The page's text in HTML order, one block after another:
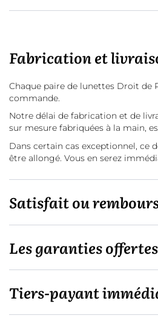
Fabrication et
Chaque paire de lunettes Droit de
commande.
Notre délai de fabrication et de
sur mesure fabriquées à la main,
Dans certain cas exceptionnel, ce
être allongé. Vous en serez
Satisfait ou
Les garanties offertes
Tiers-payant